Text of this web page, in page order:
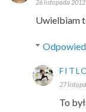
26 listopada
Uwielbiam
27
To